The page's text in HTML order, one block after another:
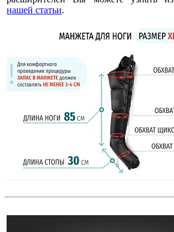
нашей статьи.